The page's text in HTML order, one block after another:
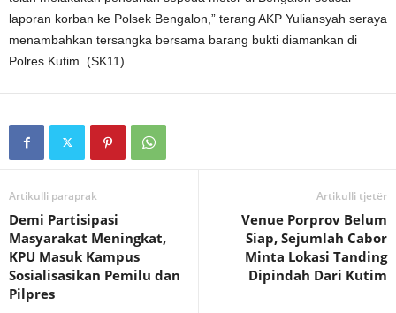
laporan korban ke Polsek Bengalon,” terang AKP Yuliansyah seraya
menambahkan tersangka bersama barang bukti diamankan di
Polres Kutim. (SK11)
Artikulli paraprak
Demi Partisipasi
Masyarakat Meningkat,
KPU Masuk Kampus
Sosialisasikan Pemilu dan
Pilpres
Artikulli tjetër
Venue Porprov Belum
Siap, Sejumlah Cabor
Minta Lokasi Tanding
Dipindah Dari Kutim